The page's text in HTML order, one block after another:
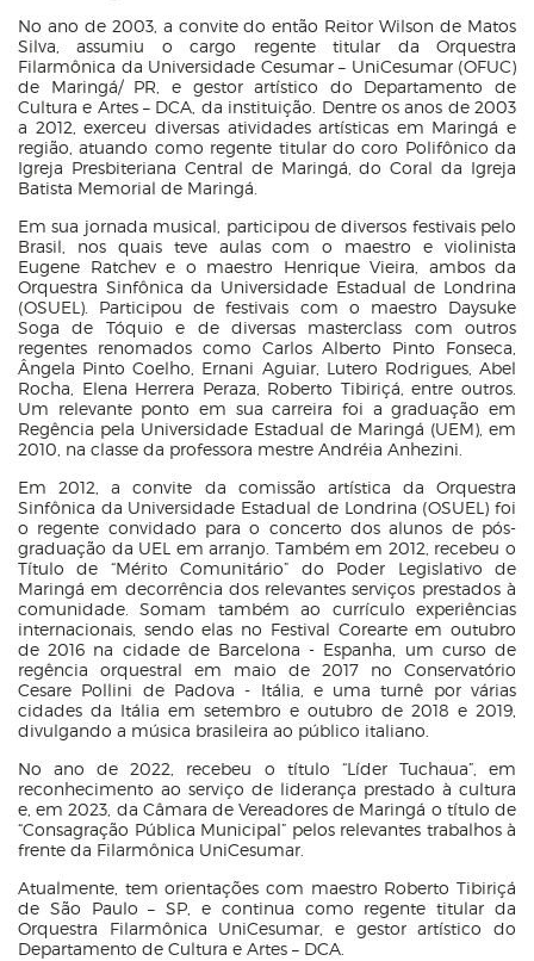
No ano de 2003, a convite do então Reitor Wilson de Matos
Silva, assumiu o cargo regente titular da Orquestra
Filarmônica da Universidade Cesumar – UniCesumar (OFUC)
de Maringá/ PR, e gestor artístico do Departamento de
Cultura e Artes – DCA, da instituição. Dentre os anos de 2003
a 2012, exerceu diversas atividades artísticas em Maringá e
região, atuando como regente titular do coro Polifônico da
Igreja Presbiteriana Central de Maringá, do Coral da Igreja
Batista Memorial de Maringá.
Em sua jornada musical, participou de diversos festivais pelo
Brasil, nos quais teve aulas com o maestro e violinista
Eugene Ratchev e o maestro Henrique Vieira, ambos da
Orquestra Sinfônica da Universidade Estadual de Londrina
(OSUEL). Participou de festivais com o maestro Daysuke
Soga de Tóquio e de diversas masterclass com outros
regentes renomados como Carlos Alberto Pinto Fonseca,
Ângela Pinto Coelho, Ernani Aguiar, Lutero Rodrigues, Abel
Rocha, Elena Herrera Peraza, Roberto Tibiriçá, entre outros.
Um relevante ponto em sua carreira foi a graduação em
Regência pela Universidade Estadual de Maringá (UEM), em
2010, na classe da professora mestre Andréia Anhezini.
Em 2012, a convite da comissão artística da Orquestra
Sinfônica da Universidade Estadual de Londrina (OSUEL) foi
o regente convidado para o concerto dos alunos de pós-
graduação da UEL em arranjo. Também em 2012, recebeu o
Título de “Mérito Comunitário” do Poder Legislativo de
Maringá em decorrência dos relevantes serviços prestados à
comunidade. Somam também ao currículo experiências
internacionais, sendo elas no Festival Corearte em outubro
de 2016 na cidade de Barcelona - Espanha, um curso de
regência orquestral em maio de 2017 no Conservatório
Cesare Pollini de Padova - Itália, e uma turnê por várias
cidades da Itália em setembro e outubro de 2018 e 2019,
divulgando a música brasileira ao público italiano.
No ano de 2022, recebeu o título “Líder Tuchaua”, em
reconhecimento ao serviço de liderança prestado à cultura
e, em 2023, da Câmara de Vereadores de Maringá o título de
“Consagração Pública Municipal” pelos relevantes trabalhos à
frente da Filarmônica UniCesumar.
Atualmente, tem orientações com maestro Roberto Tibiriçá
de São Paulo – SP, e continua como regente titular da
Orquestra Filarmônica UniCesumar, e gestor artístico do
Departamento de Cultura e Artes – DCA.